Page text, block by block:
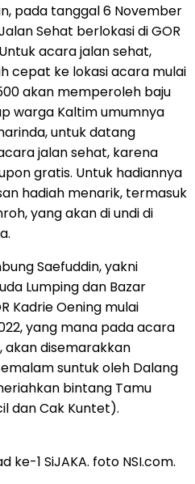
pada tanggal 6 November
Sehat berlokasi di GOR
acara jalan sehat,
cepat ke lokasi acara mulai
akan memperoleh baju
warga Kaltim umumnya
untuk datang
jalan sehat, karena
gratis. Untuk hadiannya
hadiah menarik, termasuk
yang akan di undi di
Saefuddin, yakni
Lumping dan Bazar
Kadrie Oening mulai
yang mana pada acara
akan disemarakkan
suntuk oleh Dalang
bintang Tamu
dan Cak Kuntet).
ke-1 SiJAKA. foto NSI.com.